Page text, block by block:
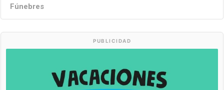
Fúnebres
PUBLICIDAD